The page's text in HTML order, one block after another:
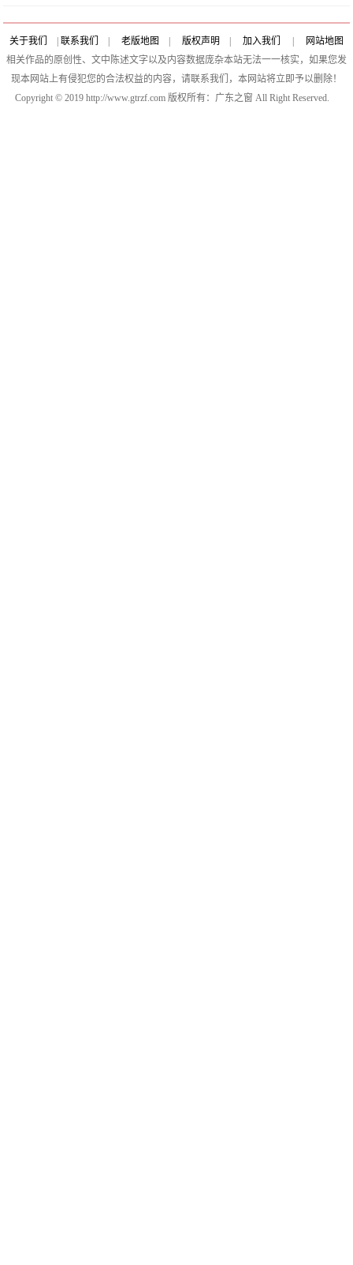
果？
关于我们 联系我们 老版地图 版权声明 加入我们
网站地图
相关作品的原创性、文中陈述文字以及内容数据庞杂本站无法一一核实，如果您发
现本网站上有侵犯您的合法权益的内容，请联系我们，本网站将立即予以删除！
Copyright © 2019 http://www.gtrzf.com 版权所有：广东之窗 All Right Reserved.